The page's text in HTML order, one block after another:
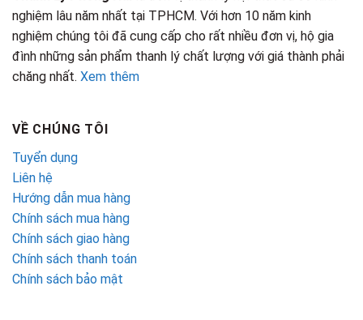
nghiệm lâu năm nhất tại TPHCM. Với hơn 10 năm kinh
nghiệm chúng tôi đã cung cấp cho rất nhiều đơn vị, hộ gia
đình những sản phẩm thanh lý chất lượng với giá thành phải
chăng nhất. Xem thêm
VỀ CHÚNG TÔI
Tuyển dụng
Liên hệ
Hướng dẫn mua hàng
Chính sách mua hàng
Chính sách giao hàng
Chính sách thanh toán
Chính sách bảo mật